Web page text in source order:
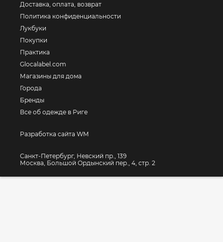
Доставка, оплата, возврат
Политика конфиденциальности
Лукбуки
Покупки
Практика
Glocalabel.com
Магазины для дома
Города
Бренды
Все об одежде в Риге
Разработка сайта WM
Санкт-Петербург, Невский пр., 139
Москва, Большой Ордынский пер., 4, стр. 2